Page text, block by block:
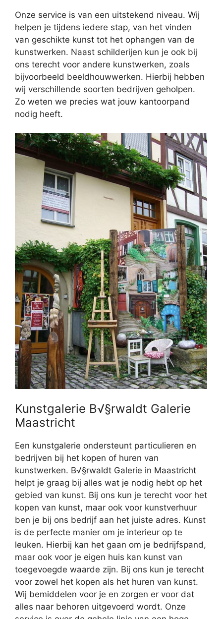
Onze service is van een uitstekend niveau. Wij
helpen je tijdens iedere stap, van het vinden
van geschikte kunst tot het ophangen van de
kunstwerken. Naast schilderijen kun je ook bij
ons terecht voor andere kunstwerken, zoals
bijvoorbeeld beeldhouwwerken. Hierbij hebben
wij verschillende soorten bedrijven geholpen.
Zo weten we precies wat jouw kantoorpand
nodig heeft.
Kunstgalerie B√§rwaldt Galerie
Maastricht
Een kunstgalerie ondersteunt particulieren en
bedrijven bij het kopen of huren van
kunstwerken. B√§rwaldt Galerie in Maastricht
helpt je graag bij alles wat je nodig hebt op het
gebied van kunst. Bij ons kun je terecht voor het
kopen van kunst, maar ook voor kunstverhuur
ben je bij ons bedrijf aan het juiste adres. Kunst
is de perfecte manier om je interieur op te
leuken. Hierbij kan het gaan om je bedrijfspand,
maar ook voor je eigen huis kan kunst van
toegevoegde waarde zijn. Bij ons kun je terecht
voor zowel het kopen als het huren van kunst.
Wij bemiddelen voor je en zorgen er voor dat
alles naar behoren uitgevoerd wordt. Onze